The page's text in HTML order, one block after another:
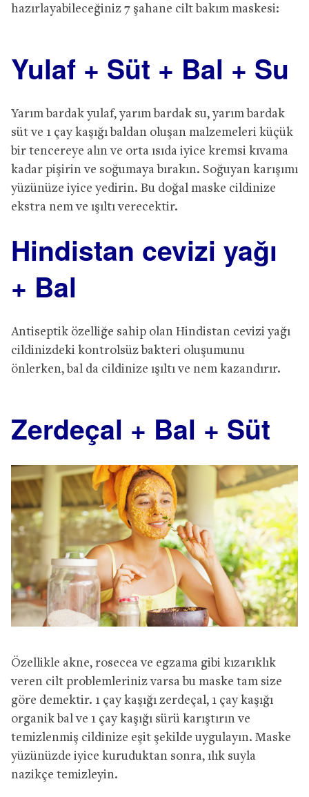
hazırlayabileceğiniz 7 şahane cilt bakım maskesi:
Yulaf + Süt + Bal + Su
Yarım bardak yulaf, yarım bardak su, yarım bardak
süt ve 1 çay kaşığı baldan oluşan malzemeleri küçük
bir tencereye alın ve orta ısıda iyice kremsi kıvama
kadar pişirin ve soğumaya bırakın. Soğuyan karışımı
yüzünüze iyice yedirin. Bu doğal maske cildinize
ekstra nem ve ışıltı verecektir.
Hindistan cevizi yağı
+ Bal
Antiseptik özelliğe sahip olan Hindistan cevizi yağı
cildinizdeki kontrolsüz bakteri oluşumunu
önlerken, bal da cildinize ışıltı ve nem kazandırır.
Zerdeçal + Bal + Süt
Özellikle akne, rosecea ve egzama gibi kızarıklık
veren cilt problemleriniz varsa bu maske tam size
göre demektir. 1 çay kaşığı zerdeçal, 1 çay kaşığı
organik bal ve 1 çay kaşığı sürü karıştırın ve
temizlenmiş cildinize eşit şekilde uygulayın. Maske
yüzünüzde iyice kuruduktan sonra, ılık suyla
nazikçe temizleyin.